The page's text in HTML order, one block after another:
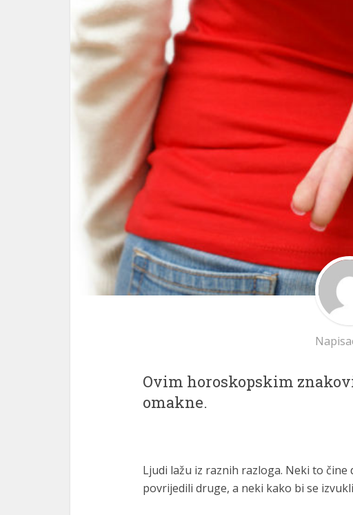
Ovim horoskopskim
omakne.
Ljudi lažu iz raznih razloga. Neki to
povrijedili druge, a neki kako bi se